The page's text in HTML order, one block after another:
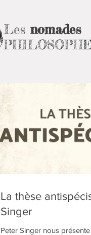
Les nomades
La thèse
Singer
Peter Singer nous présente